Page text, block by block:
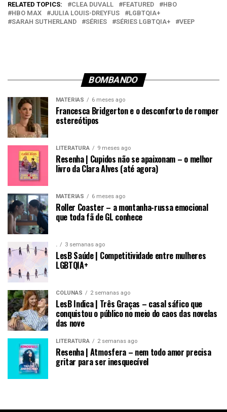
RELATED TOPICS: CLEA DUVALL FEATURED
HBO
HBO MAX
JULIA LOUIS-DREYFUS
LGBTQIA+
SARAH SUTHERLAND
SÉRIES SÉRIES LGBTQIA+ VEEP
BOMBANDO
MATÉRIAS 6 meses ago
Francesca Bridgerton e o desconforto de romper
estereótipos
LITERATURA 9 meses ago
Resenha | Cupidos não se apaixonam – o melhor
livro da Clara Alves (até agora)
MATÉRIAS 6 meses ago
Roller Coaster – a montanha-russa emocional
que toda fã de GL conhece
. 3 semanas ago
LesB Saúde | Competitividade entre mulheres
LGBTQIA+
COLUNAS 2 semanas ago
LesB Indica | Três Graças – casal sáfico que
conquistou o público no meio do caos das novelas
das nove
LITERATURA 2 semanas ago
Resenha | Atmosfera – nem todo amor precisa
gritar para ser inesquecível